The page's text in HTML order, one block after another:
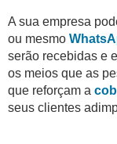
A sua empresa
ou mesmo
serão recebidas e
os meios que as
que reforçam a
seus clientes